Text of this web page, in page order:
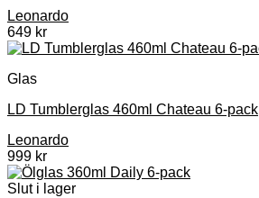
Leonardo
649 kr
Glas
LD Tumblerglas 460ml Chateau 6-pack
Leonardo
999 kr
Slut i lager